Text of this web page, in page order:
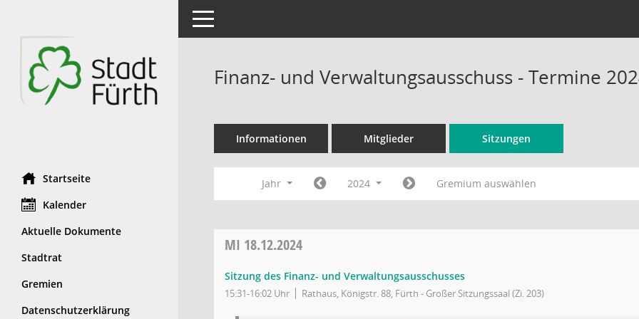
Startseite
Kalender
Aktuelle Dokumente
Stadtrat
Gremien
Datenschutzerklärung
Toggle navigation
Finanz- und Verwaltungsausschuss - Termine
Informationen Mitglieder Sitzungen
Jahr 2024 Gremium auswählen
MI 18.12.2024
Sitzung des Finanz- und Verwaltungsausschusses
15:31-16:02 Uhr Rathaus, Königstr. 88, Fürth - Großer Sitzungssaal (Zi. 203)